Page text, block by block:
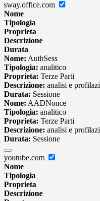
sway.office.com
Nome
Tipologia
Proprieta
Descrizione
Durata
Nome: AuthSess
Tipologia: analitico
Proprieta: Terze Parti
Descrizione: analisi e
Durata: Sessione
Nome: AADNonce
Tipologia: analitico
Proprieta: Terze Parti
Descrizione: analisi e
Durata: Sessione
youtube.com
Nome
Tipologia
Proprieta
Descrizione